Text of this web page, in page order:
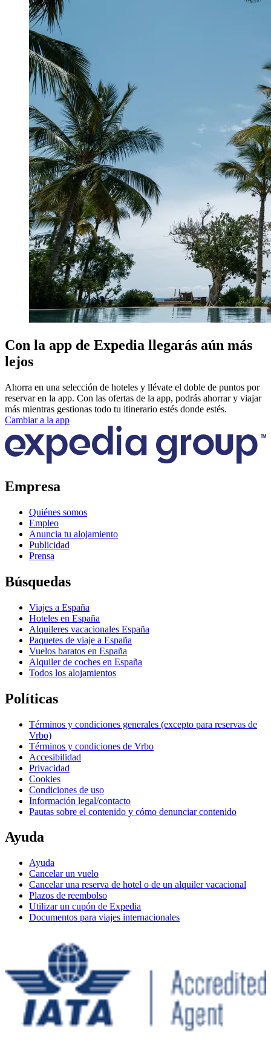
Con la app de Expedia llegarás aún más
lejos
Ahorra en una selección de hoteles y llévate el doble de puntos por
reservar en la app. Con las ofertas de la app, podrás ahorrar y viajar
más mientras gestionas todo tu itinerario estés donde estés.
Cambiar a la app
Empresa
Quiénes somos
Empleo
Anuncia tu alojamiento
Publicidad
Prensa
Búsquedas
Viajes a España
Hoteles en España
Alquileres vacacionales España
Paquetes de viaje a España
Vuelos baratos en España
Alquiler de coches en España
Todos los alojamientos
Políticas
Términos y condiciones generales (excepto para reservas de
Vrbo)
Términos y condiciones de Vrbo
Accesibilidad
Privacidad
Cookies
Condiciones de uso
Información legal/contacto
Pautas sobre el contenido y cómo denunciar contenido
Ayuda
Ayuda
Cancelar un vuelo
Cancelar una reserva de hotel o de un alquiler vacacional
Plazos de reembolso
Utilizar un cupón de Expedia
Documentos para viajes internacionales